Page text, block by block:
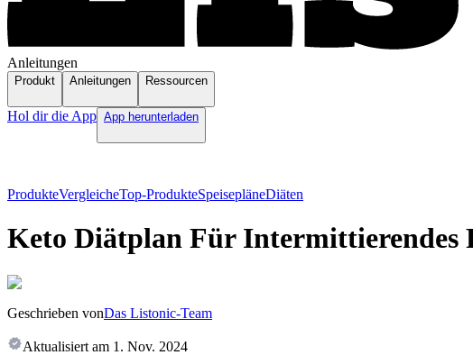
Anleitungen
Produkt Anleitungen Ressourcen
Hol dir die App App herunterladen
ProdukteVergleicheTop-ProdukteSpeisepläneDiäten
Keto Diätplan Für Intermittierendes
Geschrieben vonDas Listonic-Team
Aktualisiert am 1. Nov. 2024